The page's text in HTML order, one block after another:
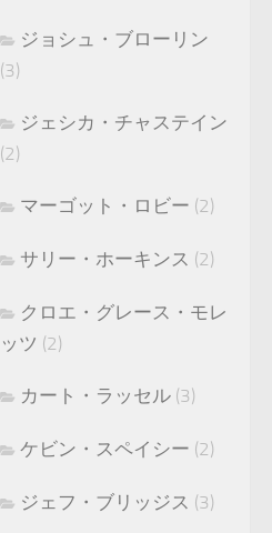
ジョシュ・ブローリン
(3)
ジェシカ・チャステイン
(2)
マーゴット・ロビー (2)
サリー・ホーキンス (2)
クロエ・グレース・モレ
ッツ (2)
カート・ラッセル (3)
ケビン・スペイシー (2)
ジェフ・ブリッジス (3)